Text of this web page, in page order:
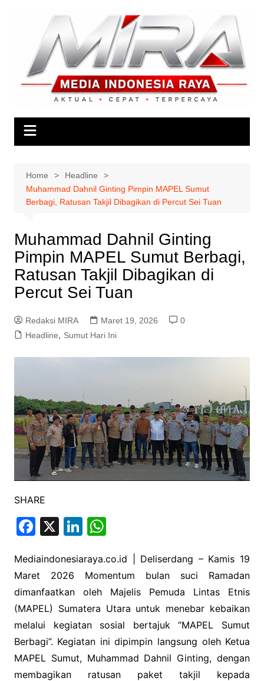
Home
Headline
Muhammad Dahnil Ginting Pimpin MAPEL Sumut
Berbagi, Ratusan Takjil Dibagikan di Percut Sei Tuan
Muhammad Dahnil Ginting
Pimpin MAPEL Sumut Berbagi,
Ratusan Takjil Dibagikan di
Percut Sei Tuan
Redaksi MIRA Maret 19, 2026
0
Headline
Sumut Hari Ini
SHARE
F
c
e
b
o
o
k
X Li
k
e
dI
n
W
at
s
A
p
p
Mediaindonesiaraya.co.id | Deliserdang – Kamis 19
Maret 2026 Momentum bulan suci Ramadan
dimanfaatkan oleh Majelis Pemuda Lintas Etnis
(MAPEL) Sumatera Utara untuk menebar kebaikan
melalui kegiatan sosial bertajuk “MAPEL Sumut
Berbagi”. Kegiatan ini dipimpin langsung oleh Ketua
MAPEL Sumut, Muhammad Dahnil Ginting, dengan
membagikan ratusan paket takjil kepada